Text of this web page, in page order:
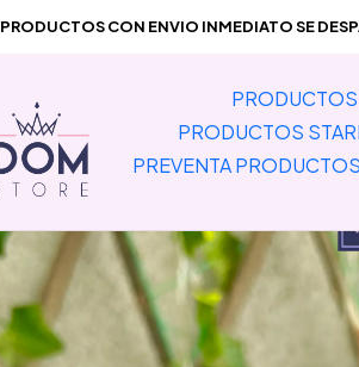
PRODUCTOS
PREVENTA
PRODUCTOS CON ENVIO INMEDIATO SEInicio